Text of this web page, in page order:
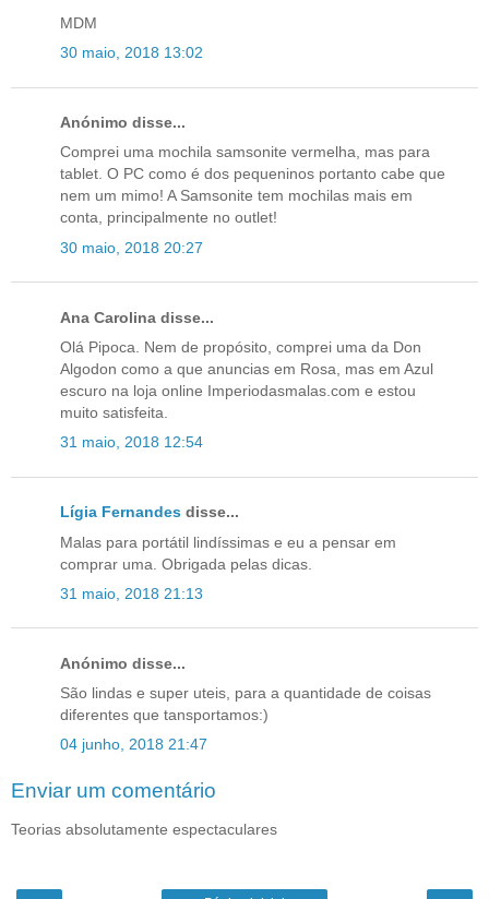
MDM
30 maio, 2018 13:02
Anónimo disse...
Comprei uma mochila samsonite vermelha, mas para
tablet. O PC como é dos pequeninos portanto cabe que
nem um mimo! A Samsonite tem mochilas mais em
conta, principalmente no outlet!
30 maio, 2018 20:27
Ana Carolina disse...
Olá Pipoca. Nem de propósito, comprei uma da Don
Algodon como a que anuncias em Rosa, mas em Azul
escuro na loja online Imperiodasmalas.com e estou
muito satisfeita.
31 maio, 2018 12:54
Lígia Fernandes disse...
Malas para portátil lindíssimas e eu a pensar em
comprar uma. Obrigada pelas dicas.
31 maio, 2018 21:13
Anónimo disse...
São lindas e super uteis, para a quantidade de coisas
diferentes que tansportamos:)
04 junho, 2018 21:47
Enviar um comentário
Teorias absolutamente espectaculares